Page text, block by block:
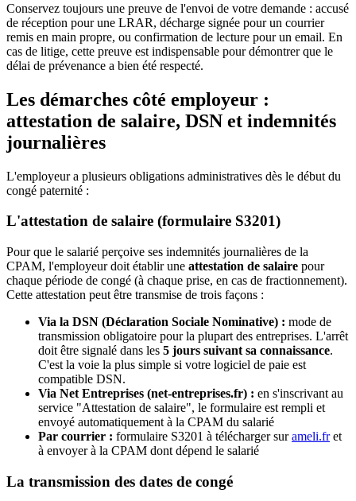
Conservez toujours une preuve de l'envoi de votre demande : accusé
de réception pour une LRAR, décharge signée pour un courrier
remis en main propre, ou confirmation de lecture pour un email. En
cas de litige, cette preuve est indispensable pour démontrer que le
délai de prévenance a bien été respecté.
Les démarches côté employeur :
attestation de salaire, DSN et indemnités
journalières
L'employeur a plusieurs obligations administratives dès le début du
congé paternité :
L'attestation de salaire (formulaire S3201)
Pour que le salarié perçoive ses indemnités journalières de la
CPAM, l'employeur doit établir une attestation de salaire pour
chaque période de congé (à chaque prise, en cas de fractionnement).
Cette attestation peut être transmise de trois façons :
Via la DSN (Déclaration Sociale Nominative) : mode de
transmission obligatoire pour la plupart des entreprises. L'arrêt
doit être signalé dans les 5 jours suivant sa connaissance.
C'est la voie la plus simple si votre logiciel de paie est
compatible DSN.
Via Net Entreprises (net-entreprises.fr) : en s'inscrivant au
service "Attestation de salaire", le formulaire est rempli et
envoyé automatiquement à la CPAM du salarié
Par courrier : formulaire S3201 à télécharger surameli.fret
à envoyer à la CPAM dont dépend le salarié
La transmission des dates de congé